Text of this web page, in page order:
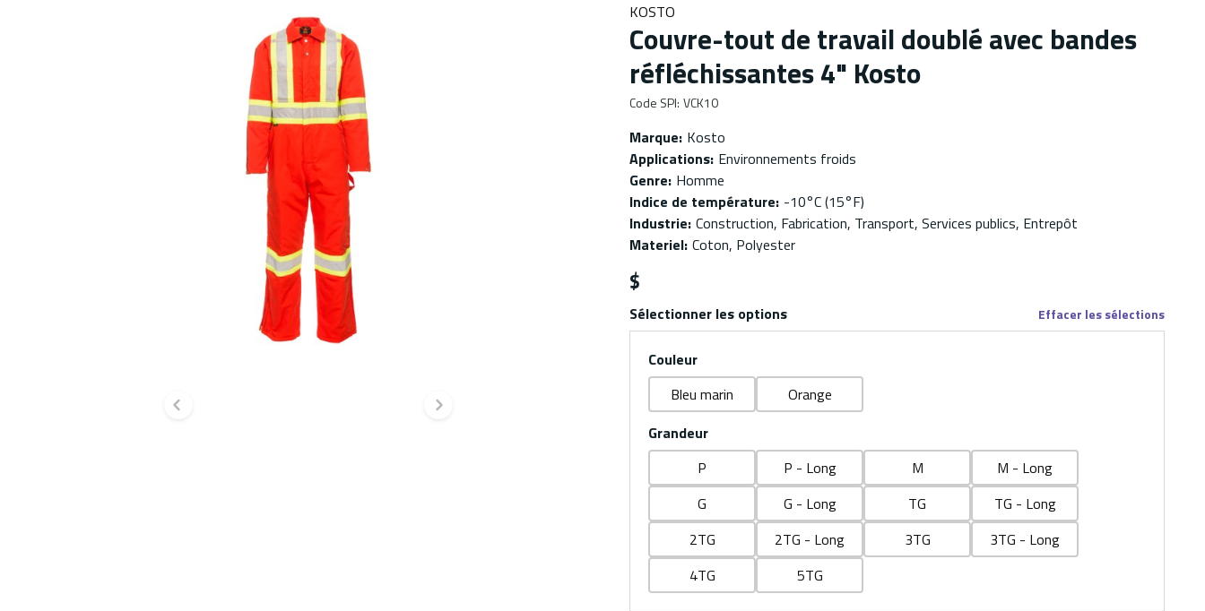
Diapositive précédenteDiapositive suivante
KOSTO
Couvre-tout de travail doublé avec bandes
réfléchissantes 4" Kosto
Code SPI: VCK10
Marque: Kosto
Applications: Environnements froids
Genre: Homme
Indice de température: -10°C (15°F)
Industrie: Construction, Fabrication, Transport, Services publics, Entrepôt
Materiel: Coton, Polyester
$
Sélectionner les options Effacer les sélections
Couleur
Bleu marin
Orange
Grandeur
P
P - Long M
M - Long
G
G - Long TG
TG - Long
2TG
2TG - Long 3TG
3TG - Long
4TG
5TG